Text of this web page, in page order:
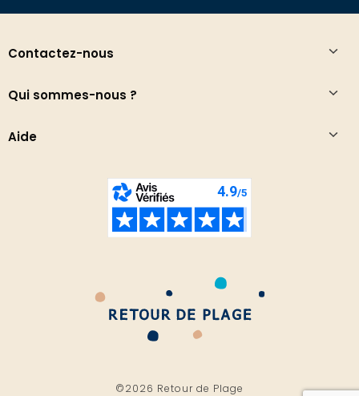
Contactez-nous
Qui sommes-nous ?
Aide
©2026 Retour de Plage